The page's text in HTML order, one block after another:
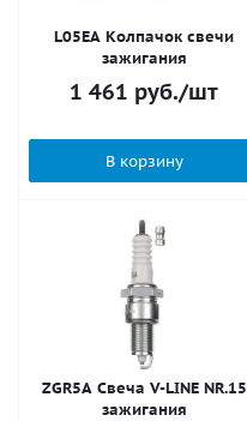
L05EA Колпачок свечи
зажигания
1 461 руб./шт
В корзину
ZGR5A Свеча V-LINE NR.15
зажигания